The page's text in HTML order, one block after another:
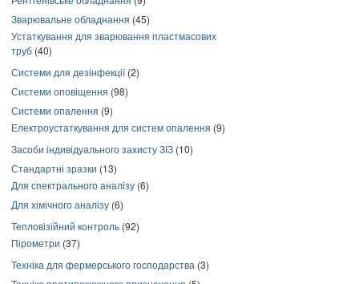
Зварювальне обладнання (45)
Устаткування для зварювання пластмасових
труб (40)
Системи для дезінфекції(2)
Системи оповіщення (98)
Системи опалення (9)
Електроустаткування для систем опалення (9)
Засоби індивідуального захисту ЗІЗ (10)
Стандартні зразки (13)
Для спектрального аналізу (6)
Для хімічного аналізу (6)
Тепловізійний контроль (92)
Пірометри (37)
Техніка для фермерського господарства (3)